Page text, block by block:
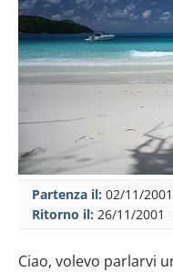
Partenza il: 02/11/2001
Ritorno il: 26/11/2001
Ciao, volevo parlarvi